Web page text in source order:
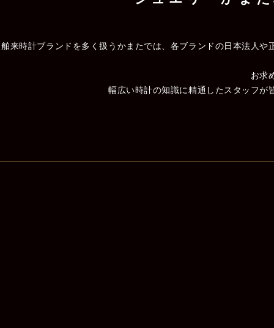
舶来時計ブランドを多く扱うかまたでは、各ブランドの日本法人
お求
幅広い時計の知識に精通したスタッフ